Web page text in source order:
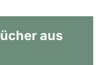
aus